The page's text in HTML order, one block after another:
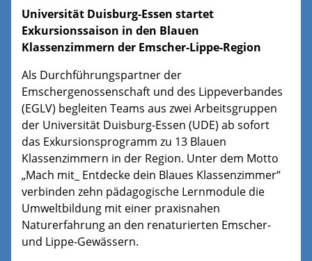
Universität Duisburg-Essen startet
Exkursionssaison in den Blauen
Klassenzimmern der Emscher-Lippe-Region
Als Durchführungspartner der
Emschergenossenschaft und des Lippeverbandes
(EGLV) begleiten Teams aus zwei Arbeitsgruppen
der Universität Duisburg-Essen (UDE) ab sofort
das Exkursionsprogramm zu 13 Blauen
Klassenzimmern in der Region. Unter dem Motto
„Mach mit_ Entdecke dein Blaues Klassenzimmer“
verbinden zehn pädagogische Lernmodule die
Umweltbildung mit einer praxisnahen
Naturerfahrung an den renaturierten Emscher-
und Lippe-Gewässern.